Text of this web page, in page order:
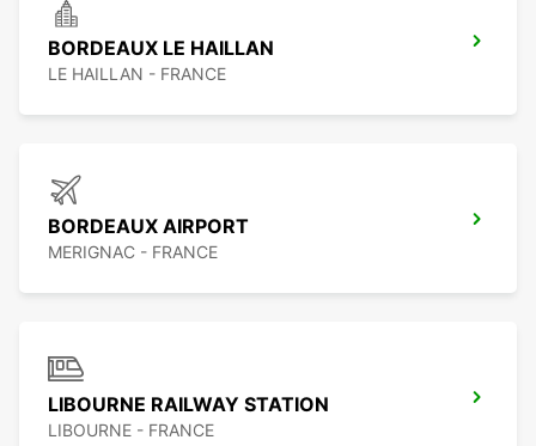
BORDEAUX LE HAILLAN
LE HAILLAN - FRANCE
BORDEAUX AIRPORT
MERIGNAC - FRANCE
LIBOURNE RAILWAY STATION
LIBOURNE - FRANCE